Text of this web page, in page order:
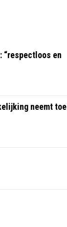
en
neemt toe